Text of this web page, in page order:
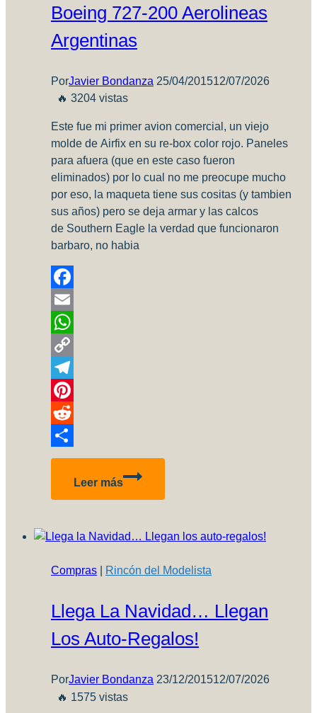
Boeing 727-200 Aerolineas
Argentinas
PorJavier Bondanza 25/04/201512/07/2026
🔥 3204 vistas
Este fue mi primer avion comercial, un viejo
molde de Airfix en su re-box color rojo. Paneles
para afuera (que en este caso fueron
eliminados) por lo cual no me preocupe mucho
por eso, la maqueta tiene sus cositas (y tambien
sus años) pero se deja armar y las calcos
de Southern Eagle la verdad que funcionaron
barbaro, no habia
Facebook
Email
WhatsApp
Copy
Link
Telegram
Pinterest
Reddit
Compartir
Leer más
Boeing
Argentinas
Compras Rincón del Modelista
Llega La Navidad… Llegan
Los Auto-Regalos!
PorJavier Bondanza 23/12/201512/07/2026
🔥 1575 vistas